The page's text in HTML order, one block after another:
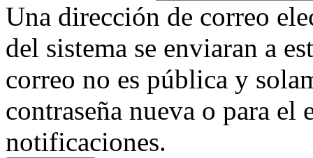
Una dirección de correo
del sistema se enviaran a
correo no es pública y
contraseña nueva o para
notificaciones.